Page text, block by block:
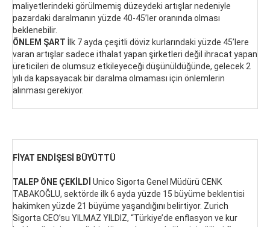
maliyetlerindeki görülmemiş düzeydeki artışlar nedeniyle
pazardaki daralmanın yüzde 40-45’ler oranında olması
beklenebilir.
ÖNLEM ŞART
İlk 7 ayda çeşitli döviz kurlarındaki yüzde 45’lere
varan artışlar sadece ithalat yapan şirketleri değil ihracat yapan
üreticileri de olumsuz etkileyeceği düşünüldüğünde, gelecek 2
yılı da kapsayacak bir daralma olmaması için önlemlerin
alınması gerekiyor.
FİYAT ENDİŞESİ BÜYÜTTÜ
TALEP ÖNE ÇEKİLDİ Unico Sigorta Genel Müdürü CENK
TABAKOĞLU, sektörde ilk 6 ayda yüzde 15 büyüme beklentisi
hakimken yüzde 21 büyüme yaşandığını belirtiyor. Zurich
Sigorta CEO’su YILMAZ YILDIZ, “Türkiye’de enflasyon ve kur